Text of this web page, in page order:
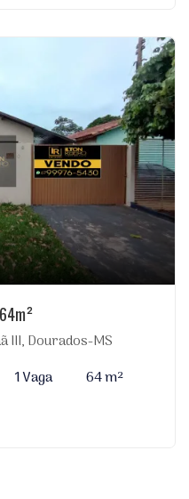
III, Dourados-MS
1 Vaga
64 m²